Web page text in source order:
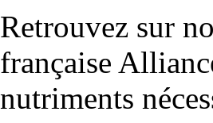
Retrouvez sur
française
nutriments